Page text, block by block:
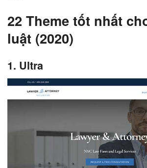
22 Theme tốt nhất
luật (2020)
1. Ultra